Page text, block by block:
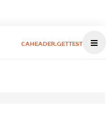
CAHEADER.GETTEST